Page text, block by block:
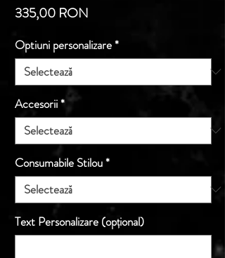
335,00 RON
Optiuni personalizare*
Accesorii*
Consumabile Stilou*
Text Personalizare (opțional)